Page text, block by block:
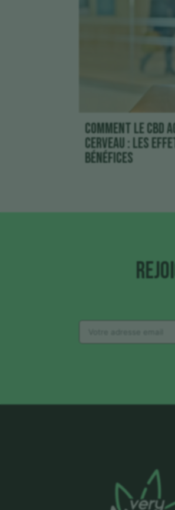
Comment le CBD
cerveau : les
bénéfices